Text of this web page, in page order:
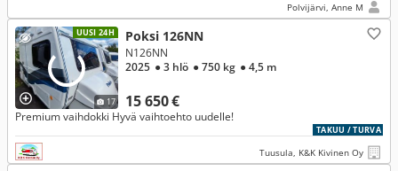
Polvijärvi, Anne M
UUSI 24H
17
Poksi 126NN
15 650 €
N126NN
2025 ● 3 hlö ● 750 kg ● 4,5 m
Premium vaihdokki Hyvä vaihtoehto uudelle!
TAKUU / TURVA
Tuusula, K&K Kivinen Oy